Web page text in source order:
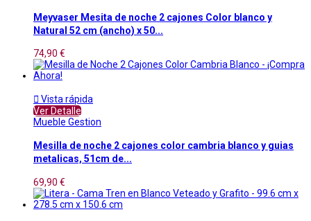
Meyvaser Mesita de noche 2 cajones Color blanco y
Natural 52 cm (ancho) x 50...
74,90 €
 Vista rápida
Ver Detalle
Mueble Gestion
Mesilla de noche 2 cajones color cambria blanco y guias
metalicas, 51cm de...
69,90 €